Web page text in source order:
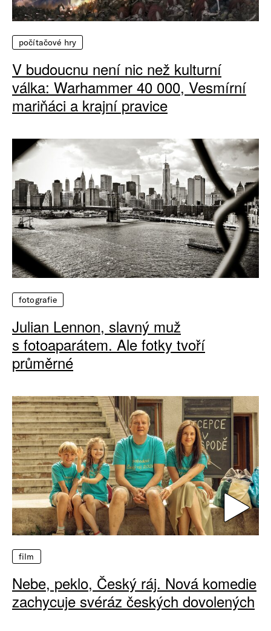
počítačové hry
V budoucnu není nic než kulturní
válka: Warhammer 40 000, Vesmírní
mariňáci a krajní pravice
fotografie
Julian Lennon, slavný muž
s fotoaparátem. Ale fotky tvoří
průměrné
film
Nebe, peklo, Český ráj. Nová komedie
zachycuje svéráz českých dovolených